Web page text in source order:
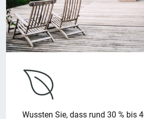
Wussten Sie, dass rund 30 % bis